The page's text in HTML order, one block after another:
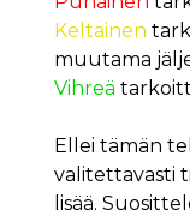
Keltainen
muutama
Vihreä
Ellei tämän
valitettavasti
lisää.